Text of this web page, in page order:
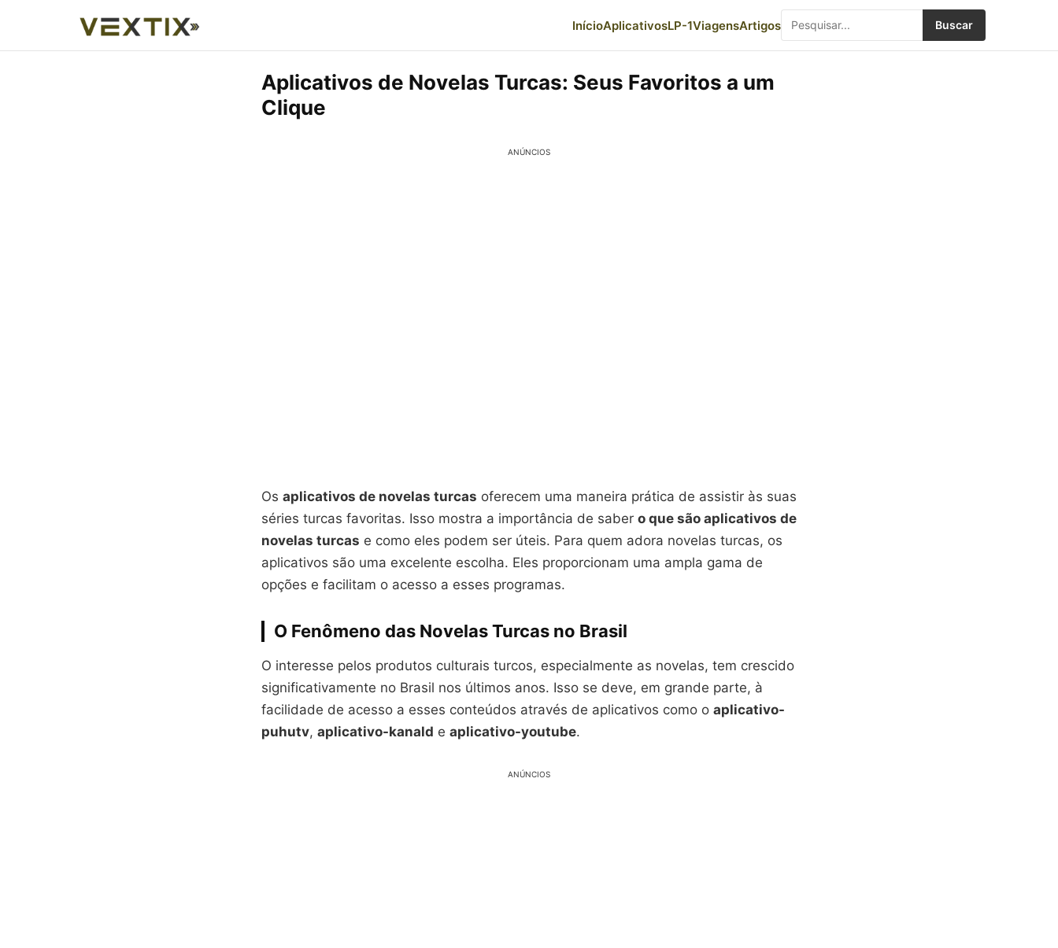
InícioAplicativosLP-1ViagensArtigos Buscar
Aplicativos de Novelas Turcas: Seus Favoritos a um
Clique
ANÚNCIOS
Os aplicativos de novelas turcas oferecem uma maneira prática de assistir às suas
séries turcas favoritas. Isso mostra a importância de saber o que são aplicativos de
novelas turcas e como eles podem ser úteis. Para quem adora novelas turcas, os
aplicativos são uma excelente escolha. Eles proporcionam uma ampla gama de
opções e facilitam o acesso a esses programas.
O Fenômeno das Novelas Turcas no Brasil
O interesse pelos produtos culturais turcos, especialmente as novelas, tem crescido
significativamente no Brasil nos últimos anos. Isso se deve, em grande parte, à
facilidade de acesso a esses conteúdos através de aplicativos como o aplicativo-
puhutv, aplicativo-kanald e aplicativo-youtube.
ANÚNCIOS